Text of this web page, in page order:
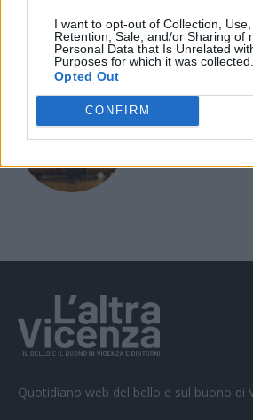
I want to opt-out of Collection, Use,
Retention, Sale, and/or Sharing of
Personal Data that Is Unrelated
Purposes for which it was collected.
Opted Out
CONFIRM
domenica 2 agosto
EVENTI
Teatro Popolare
Anonimi
Quotidiano web del bello e sul buono di